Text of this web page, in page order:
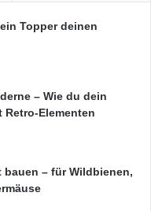
Topper deinen
– Wie du dein
Retro-Elementen
– für Wildbienen,